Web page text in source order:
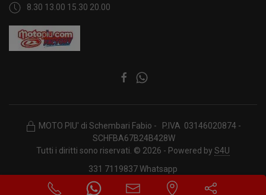
8.30 13.00 15.30 20.00
MOTO PIU' di Schembari Fabio - P.IVA 03146020874 -
SCHFBA67B24B428W
Tutti i diritti sono riservati. © 2026 - Powered by S4U
331 7119837 Whatsapp